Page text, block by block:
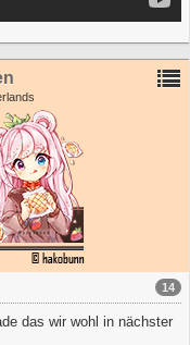
14
das wir wohl in nächster